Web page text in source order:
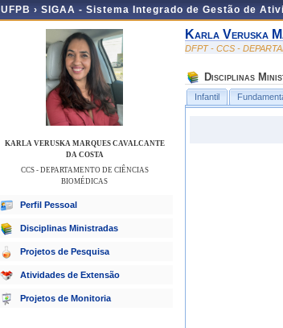
UFPB › SIGAA - Sistema Integrado de Gestão de
KARLA VERUSKA MARQUES CAVALCANTE
DA COSTA
CCS - DEPARTAMENTO DE CIÊNCIAS
BIOMÉDICAS
Perfil Pessoal
Disciplinas Ministradas
Projetos de Pesquisa
Atividades de Extensão
Projetos de Monitoria
Karla Veruska
DFPT - CCS -
Disciplinas
Infantil